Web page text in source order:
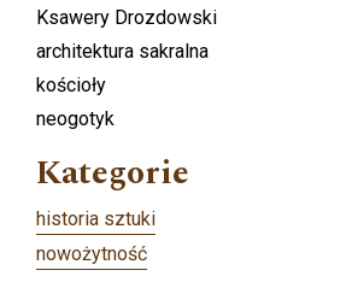
Ksawery Drozdowski
architektura sakralna
kościoły
neogotyk
Kategorie
historia sztuki
nowożytność